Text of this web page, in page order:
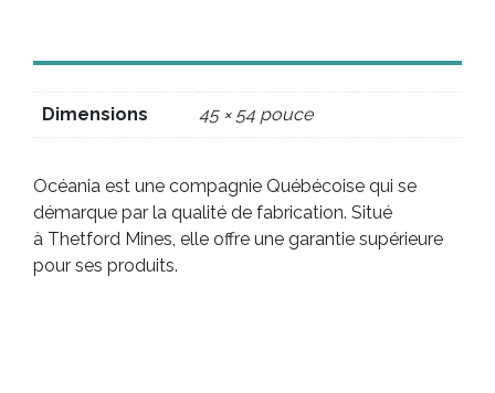
Dimensions 45 × 54 pouce
Océania est une compagnie Québécoise qui se
démarque par la qualité de fabrication. Situé
à Thetford Mines, elle offre une garantie supérieure
pour ses produits.